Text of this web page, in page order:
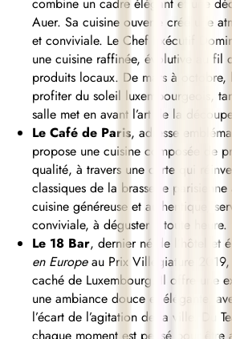
Auer. Sa cuisine ouverte crée une
et conviviale. Le Chef Exécutif
une cuisine raffinée, évolutive au fil
produits locaux. De mars à octobre,
profiter du soleil luxembourgeois,
salle met en avant l’art de la
Le Café de Paris, adresse
propose une cuisine composée de
qualité, à travers une carte qui
classiques de la brasserie
cuisine généreuse et authentique,
conviviale, à déguster à toute heure.
Le 18 Bar, dernier né de l’hôtel et
en Europeau Prix Villégiature
caché de Luxembourg. Il offre une
une ambiance douce et élégante,
l’écart de l’agitation de la ville. Du
chaque moment est pensé pour